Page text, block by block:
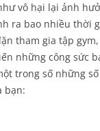
vô hại lại ảnh
ra bao nhiều thời
tham gia tập
những công sức
trong số những
bạn: